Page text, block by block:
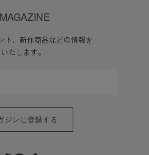
ト、新作商品などの情報を
たします。
ジンに登録する